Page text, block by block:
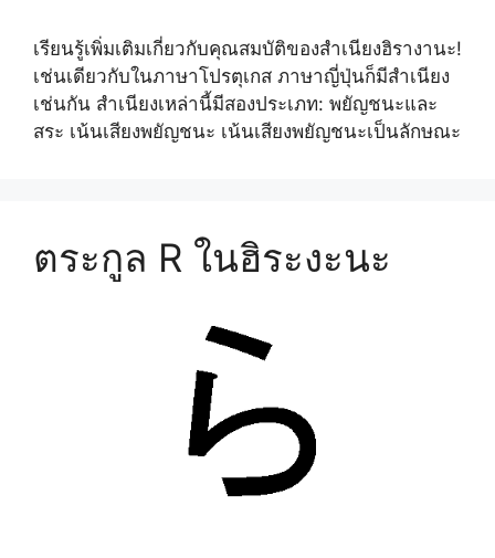
เรียนรู้เพิ่มเติมเกี่ยวกับคุณสมบัติของสำเนียงฮิรางานะ!
เช่นเดียวกับในภาษาโปรตุเกส ภาษาญี่ปุ่นก็มีสำเนียง
เช่นกัน สำเนียงเหล่านี้มีสองประเภท: พยัญชนะและ
สระ เน้นเสียงพยัญชนะ เน้นเสียงพยัญชนะเป็นลักษณะ
ตระกูล R ในฮิระงะนะ